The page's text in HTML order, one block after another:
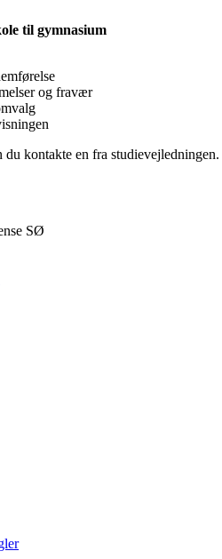
til gymnasium
og fravær
kontakte en fra studievejledningen.
SØ